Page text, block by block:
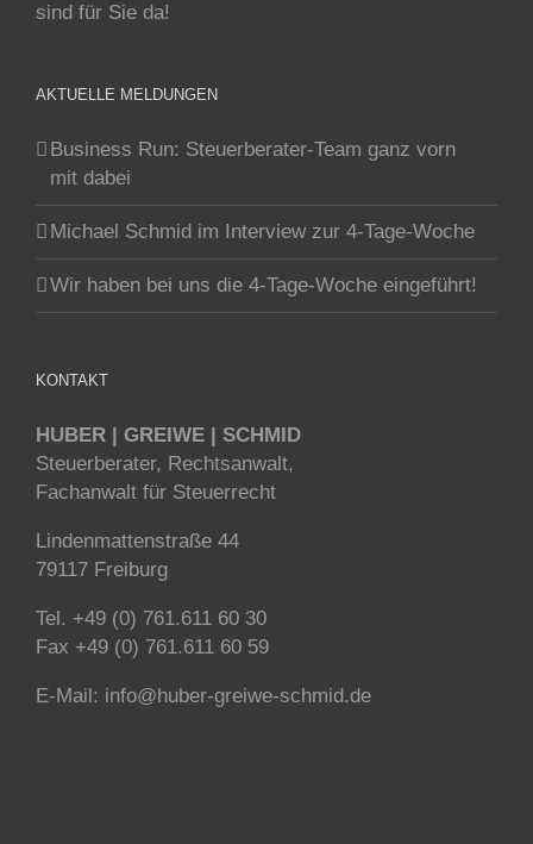
sind für Sie da!
AKTUELLE MELDUNGEN
Business Run: Steuerberater-Team ganz vorn
mit dabei
Michael Schmid im Interview zur 4-Tage-Woche
Wir haben bei uns die 4-Tage-Woche eingeführt!
KONTAKT
HUBER | GREIWE | SCHMID
Steuerberater, Rechtsanwalt,
Fachanwalt für Steuerrecht
Lindenmattenstraße 44
79117 Freiburg
Tel. +49 (0) 761.611 60 30
Fax +49 (0) 761.611 60 59
E-Mail: info@huber-greiwe-schmid.de